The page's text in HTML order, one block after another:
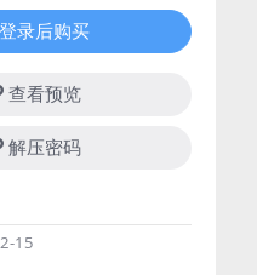
登录后购买
查看预览
解压密码
15